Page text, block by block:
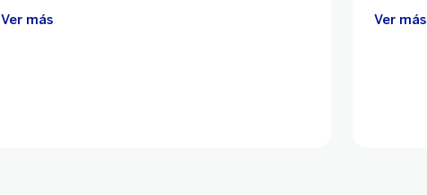
Ver más Ver más